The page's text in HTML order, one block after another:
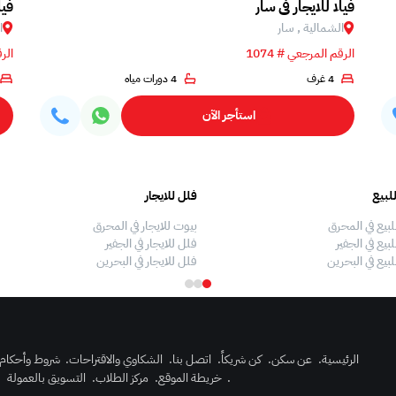
فيلا للايجار في سار
الشمالية , سار
الرقم المرجعي # 1074
4 غرف 4 دورات مياه
استأجر الآن
في المحرق
في الجفير
في البحرين
فلل للايجار
بيوت للايجار في المحرق
فلل للايجار في الجفير
فلل للايجار في البحرين
الرئيسية. عن سكن. كن شريكاً. اتصل بنا. الشكاوي والاقتراحات. شروط
. خريطة الموقع. مركز الطلاب. التسويق بالعمولة